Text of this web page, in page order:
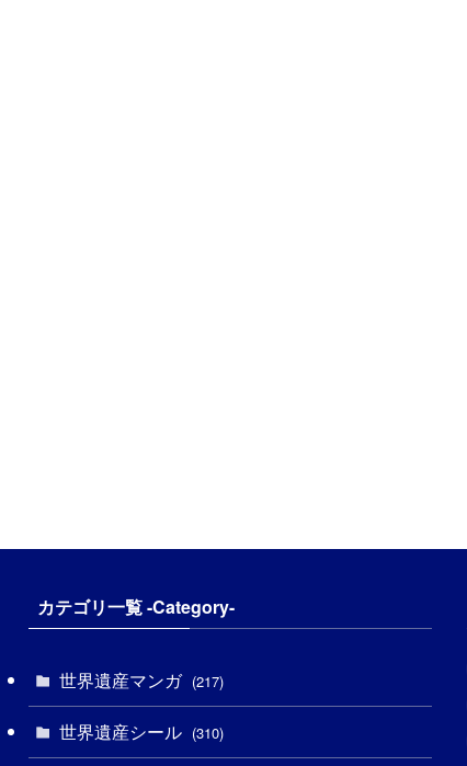
カテゴリ一覧 -Category-
世界遺産マンガ (217)
世界遺産シール (310)